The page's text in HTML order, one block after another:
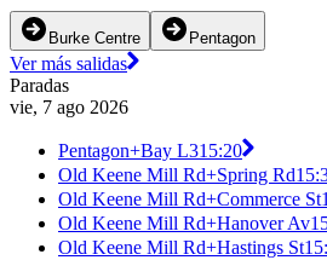
Burke Centre Pentagon
Ver más salidas
Paradas
vie, 7 ago 2026
Pentagon+Bay L315:20
Old Keene Mill Rd+Spring Rd
Old Keene Mill Rd+Commerce St
Old Keene Mill Rd+Hanover Av
Old Keene Mill Rd+Hastings St